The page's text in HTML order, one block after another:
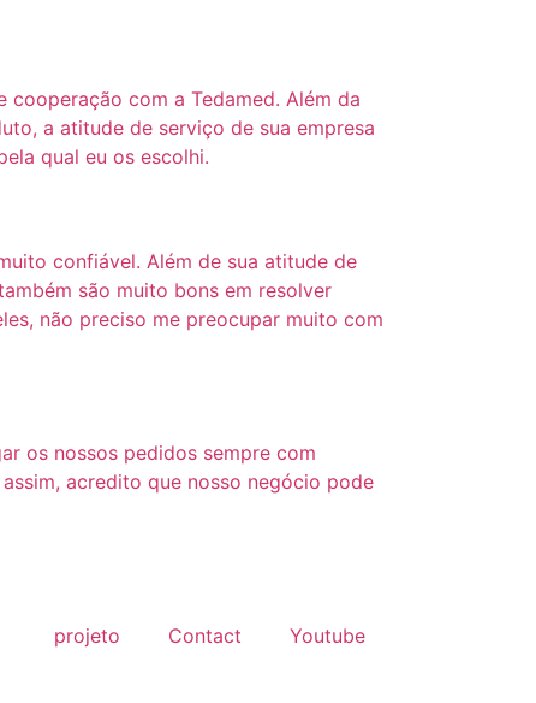
cooperação com a Tedamed. Além da
a atitude de serviço de sua empresa
qual eu os escolhi.
confiável. Além de sua atitude de
são muito bons em resolver
não preciso me preocupar muito com
os nossos pedidos sempre com
acredito que nosso negócio pode
projeto Contact Youtube